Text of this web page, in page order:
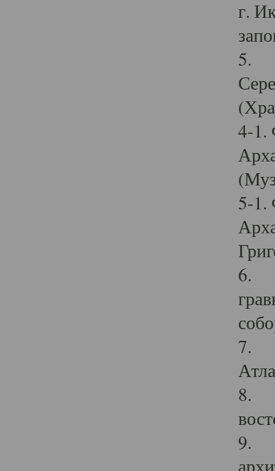
г.
5.
4-1.
5-1.
6.
7.
8.
9.